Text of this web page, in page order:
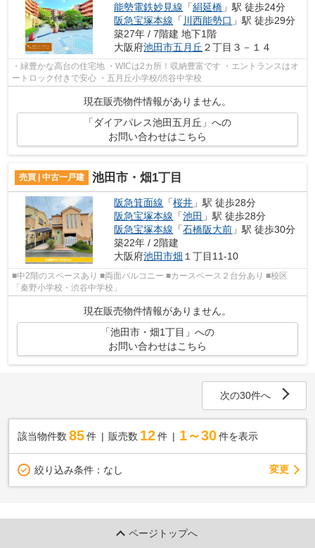
能勢電鉄妙見線 「絹延橋 」駅 徒歩24分
阪急宝塚本線 「 川西能勢口 」駅 徒歩29分
築27年 / 7階建 地下1階
大阪府池田市五月丘 ２丁目３－１４
・緑豊かな高台の住宅地 ・WICは2カ所！収納豊富です ・エントランスはオ
ートロック付きで安心 ・五月丘小学校/渋谷中学校
現在販売物件情報がありません。
「ダイアパレス池田五月丘」への
お問い合わせはこちら
売買 | 中古一戸建 池田市・畑1丁目
阪急箕面線 「桜井 」駅 徒歩28分
阪急宝塚本線 「池田 」駅 徒歩28分
阪急宝塚本線 「石橋阪大前 」駅 徒歩30分
築22年 / 2階建
大阪府池田市畑 １丁目11-10
■中2階のスペースあり ■両面バルコニー ■カースペース２台分あり ■校区
「秦野小学校・渋谷中学校」
現在販売物件情報がありません。
「池田市・畑1丁目」への
お問い合わせはこちら
次の30件へ
該当物件数 85件 販売数 12 件 1～30 件を表示
絞り込み条件： なし 変更
ページトップへ